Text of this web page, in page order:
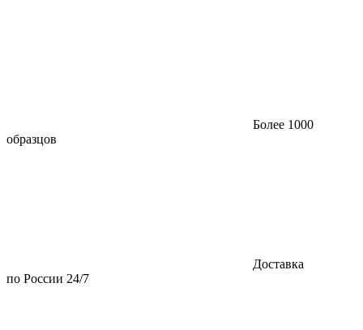
Более 1000
образцов
Доставка
по России 24/7